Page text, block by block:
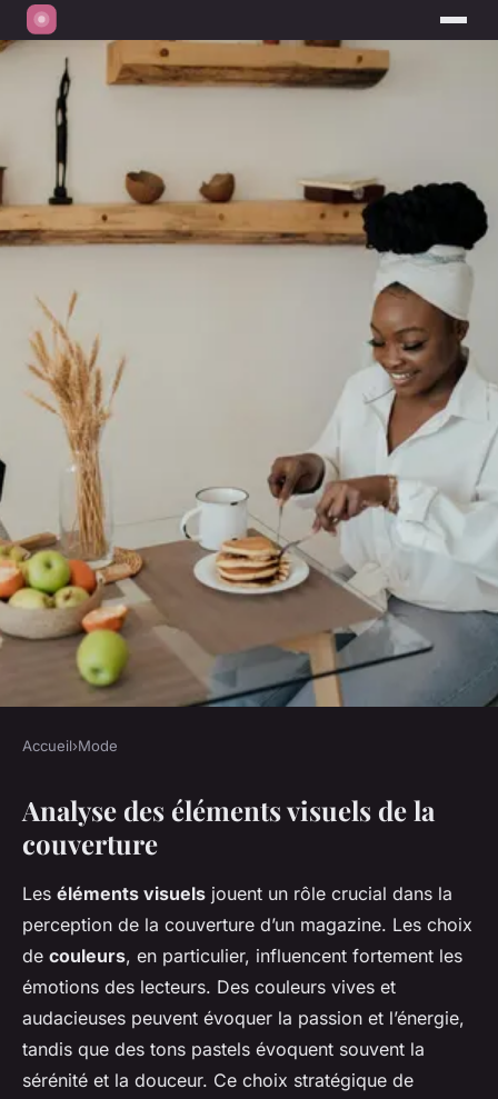
Analyse Créative et Détaillée
d'une Une de Magazine de
Mode
Gabrielle 24 mars 2025 •6 min de lecture
Accueil›Mode
Analyse des éléments visuels de la
couverture
Les éléments visuels jouent un rôle crucial dans la
perception de la couverture d’un magazine. Les choix
de couleurs, en particulier, influencent fortement les
émotions des lecteurs. Des couleurs vives et
audacieuses peuvent évoquer la passion et l’énergie,
tandis que des tons pastels évoquent souvent la
sérénité et la douceur. Ce choix stratégique de